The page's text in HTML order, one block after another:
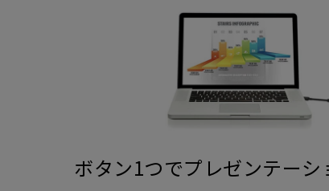
ボタン1つでプレゼンテーシ